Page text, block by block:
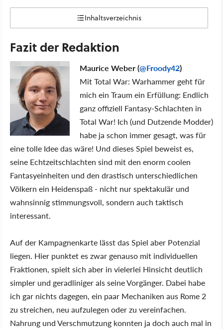
Inhaltsverzeichnis
Fazit der Redaktion
Maurice Weber (@Froody42)
Mit Total War: Warhammer geht für
mich ein Traum ein Erfüllung: Endlich
ganz offiziell Fantasy-Schlachten in
Total War! Ich (und Dutzende Modder)
habe ja schon immer gesagt, was für
eine tolle Idee das wäre! Und dieses Spiel beweist es,
seine Echtzeitschlachten sind mit den enorm coolen
Fantasyeinheiten und den drastisch unterschiedlichen
Völkern ein Heidenspaß - nicht nur spektakulär und
wahnsinnig stimmungsvoll, sondern auch taktisch
interessant.
Auf der Kampagnenkarte lässt das Spiel aber Potenzial
liegen. Hier punktet es zwar genauso mit individuellen
Fraktionen, spielt sich aber in vielerlei Hinsicht deutlich
simpler und geradliniger als seine Vorgänger. Dabei habe
ich gar nichts dagegen, ein paar Mechaniken aus Rome 2
zu streichen, neu aufzulegen oder zu vereinfachen.
Nahrung und Verschmutzung konnten ja doch auch mal in